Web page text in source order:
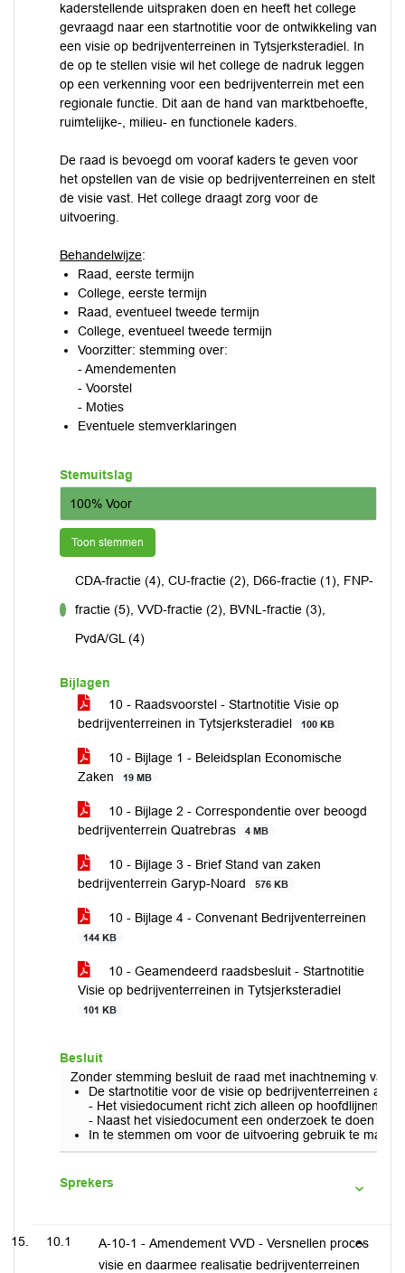
kaderstellende uitspraken doen en heeft het college
gevraagd naar een startnotitie voor de ontwikkeling van
een visie op bedrijventerreinen in Tytsjerksteradiel. In
de op te stellen visie wil het college de nadruk leggen
op een verkenning voor een bedrijventerrein met een
regionale functie. Dit aan de hand van marktbehoefte,
ruimtelijke-, milieu- en functionele kaders.
De raad is bevoegd om vooraf kaders te geven voor
het opstellen van de visie op bedrijventerreinen en stelt
de visie vast. Het college draagt zorg voor de
uitvoering.
Behandelwijze:
Raad, eerste termijn
College, eerste termijn
Raad, eventueel tweede termijn
College, eventueel tweede termijn
Voorzitter: stemming over:
- Amendementen
- Voorstel
- Moties
Eventuele stemverklaringen
Stemuitslag
100% Voor
Toon stemmen
CDA-fractie (4), CU-fractie (2), D66-fractie (1), FNP-
fractie (5), VVD-fractie (2), BVNL-fractie (3),
PvdA/GL (4)
Bijlagen
10 - Raadsvoorstel - Startnotitie Visie op
bedrijventerreinen in Tytsjerksteradiel
100 KB
10 - Bijlage 1 - Beleidsplan Economische
Zaken
19 MB
10 - Bijlage 2 - Correspondentie over beoogd
bedrijventerrein Quatrebras
4 MB
10 - Bijlage 3 - Brief Stand van zaken
bedrijventerrein Garyp-Noard
576 KB
10 - Bijlage 4 - Convenant Bedrijventerreinen
144 KB
10 - Geamendeerd raadsbesluit - Startnotitie
Visie op bedrijventerreinen in Tytsjerksteradiel
101 KB
Besluit
Zonder stemming besluit de raad met inachtneming van
De startnotitie voor de visie op bedrijventerreinen als
- Het visiedocument richt zich alleen op hoofdlijnen en
- Naast het visiedocument een onderzoek te doen
In te stemmen om voor de uitvoering gebruik te
Sprekers
10.1
A-10-1 - Amendement VVD - Versnellen proces
visie en daarmee realisatie bedrijventerreinen